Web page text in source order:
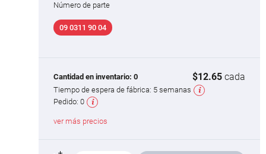
Número de parte
09 0311 90 04
Cantidad en inventario: 0 $12.65 cada
Tiempo de espera de fábrica: 5 semanas
Pedido: 0
ver más precios